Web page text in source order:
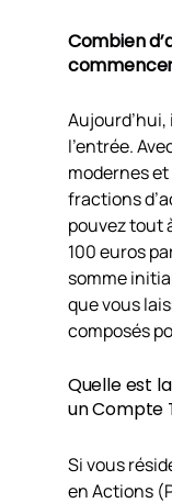
Combien
Aujourd’hui,
l’entrée.
modernes
fractions
pouvez tout
100 euros
somme
que vous
composés
Quelle est
un Compte
Si vous
en Actions